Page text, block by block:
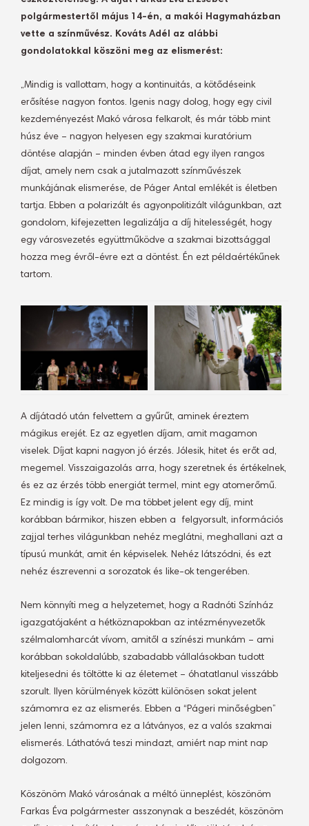
polgármestertől május 14-én, a makói Hagymaházban
vette a színművész. Kováts Adél az alábbi
gondolatokkal köszöni meg az elismerést:
„Mindig is vallottam, hogy a kontinuitás, a kötődéseink
erősítése nagyon fontos. Igenis nagy dolog, hogy egy civil
kezdeményezést Makó városa felkarolt, és már több mint
húsz éve – nagyon helyesen egy szakmai kuratórium
döntése alapján – minden évben átad egy ilyen rangos
díjat, amely nem csak a jutalmazott színművészek
munkájának elismerése, de Páger Antal emlékét is életben
tartja. Ebben a polarizált és agyonpolitizált világunkban, azt
gondolom, kifejezetten legalizálja a díj hitelességét, hogy
egy városvezetés együttműködve a szakmai bizottsággal
hozza meg évről-évre ezt a döntést. Én ezt példaértékűnek
tartom.
A díjátadó után felvettem a gyűrűt, aminek éreztem
mágikus erejét. Ez az egyetlen díjam, amit magamon
viselek. Díjat kapni nagyon jó érzés. Jólesik, hitet és erőt ad,
megemel. Visszaigazolás arra, hogy szeretnek és értékelnek,
és ez az érzés több energiát termel, mint egy atomerőmű.
Ez mindig is így volt. De ma többet jelent egy díj, mint
korábban bármikor, hiszen ebben a felgyorsult, információs
zajjal terhes világunkban nehéz meglátni, meghallani azt a
típusú munkát, amit én képviselek. Nehéz látszódni, és ezt
nehéz észrevenni a sorozatok és like-ok tengerében.
Nem könnyíti meg a helyzetemet, hogy a Radnóti Színház
igazgatójaként a hétköznapokban az intézményvezetők
szélmalomharcát vívom, amitől a színészi munkám – ami
korábban sokoldalúbb, szabadabb vállalásokban tudott
kiteljesedni és töltötte ki az életemet – óhatatlanul visszább
szorult. Ilyen körülmények között különösen sokat jelent
számomra ez az elismerés. Ebben a “Págeri minőségben”
jelen lenni, számomra ez a látványos, ez a valós szakmai
elismerés. Láthatóvá teszi mindazt, amiért nap mint nap
dolgozom.
Köszönöm Makó városának a méltó ünneplést, köszönöm
Farkas Éva polgármester asszonynak a beszédét, köszönöm